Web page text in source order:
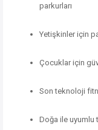
parkurları
Yetişkinler için
Çocuklar için
Son teknoloji
Doğa ile uyumlu